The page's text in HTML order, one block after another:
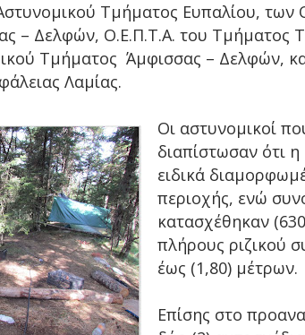
Τμήματος Ευπαλίου,
– Δελφών, Ο.Ε.Π.Τ.Α. του Τμήματος
Τμήματος Άμφισσας – Δελφών,
Λαμίας.
Οι αστυνομικοί
διαπίστωσαν ότι η
ειδικά
περιοχής, ενώ
κατασχέθηκαν
πλήρους ριζικού
έως (1,80) μέτρων.
Επίσης στο